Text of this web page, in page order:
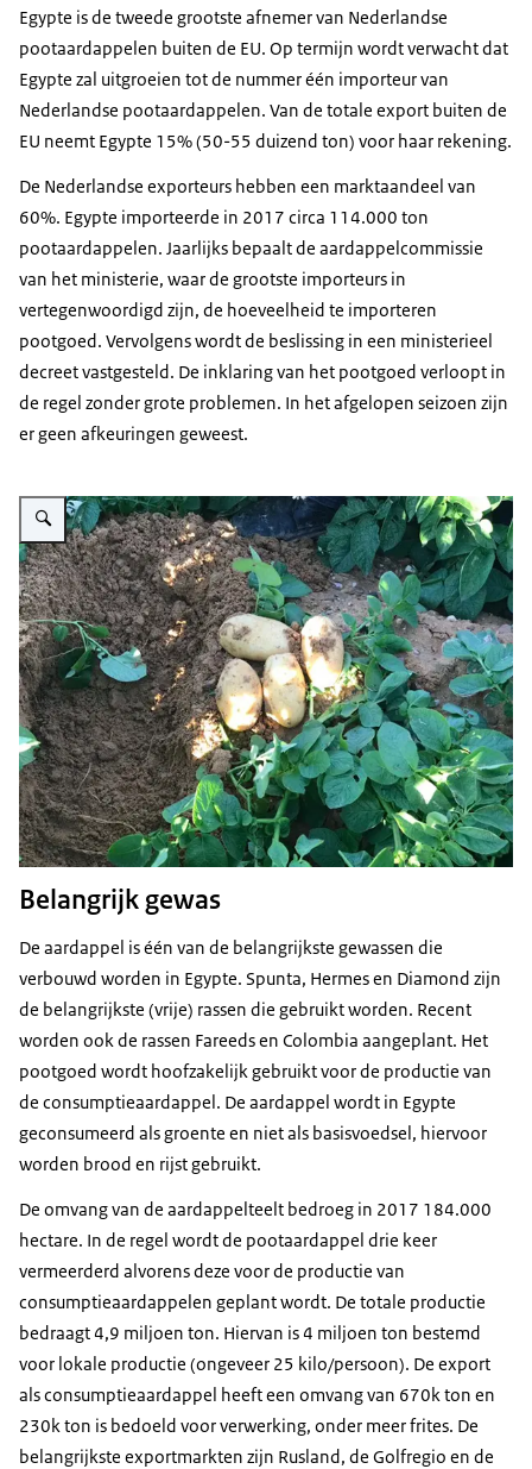
Egypte is de tweede grootste afnemer van Nederlandse
pootaardappelen buiten de EU. Op termijn wordt verwacht dat
Egypte zal uitgroeien tot de nummer één importeur van
Nederlandse pootaardappelen. Van de totale export buiten de
EU neemt Egypte 15% (50-55 duizend ton) voor haar rekening.
De Nederlandse exporteurs hebben een marktaandeel van
60%. Egypte importeerde in 2017 circa 114.000 ton
pootaardappelen. Jaarlijks bepaalt de aardappelcommissie
van het ministerie, waar de grootste importeurs in
vertegenwoordigd zijn, de hoeveelheid te importeren
pootgoed. Vervolgens wordt de beslissing in een ministerieel
decreet vastgesteld. De inklaring van het pootgoed verloopt in
de regel zonder grote problemen. In het afgelopen seizoen zijn
er geen afkeuringen geweest.
Vergroot afbeelding Aardappelketen
Belangrijk gewas
De aardappel is één van de belangrijkste gewassen die
verbouwd worden in Egypte. Spunta, Hermes en Diamond zijn
de belangrijkste (vrije) rassen die gebruikt worden. Recent
worden ook de rassen Fareeds en Colombia aangeplant. Het
pootgoed wordt hoofzakelijk gebruikt voor de productie van
de consumptieaardappel. De aardappel wordt in Egypte
geconsumeerd als groente en niet als basisvoedsel, hiervoor
worden brood en rijst gebruikt.
De omvang van de aardappelteelt bedroeg in 2017 184.000
hectare. In de regel wordt de pootaardappel drie keer
vermeerderd alvorens deze voor de productie van
consumptieaardappelen geplant wordt. De totale productie
bedraagt 4,9 miljoen ton. Hiervan is 4 miljoen ton bestemd
voor lokale productie (ongeveer 25 kilo/persoon). De export
als consumptieaardappel heeft een omvang van 670k ton en
230k ton is bedoeld voor verwerking, onder meer frites. De
belangrijkste exportmarkten zijn Rusland, de Golfregio en de